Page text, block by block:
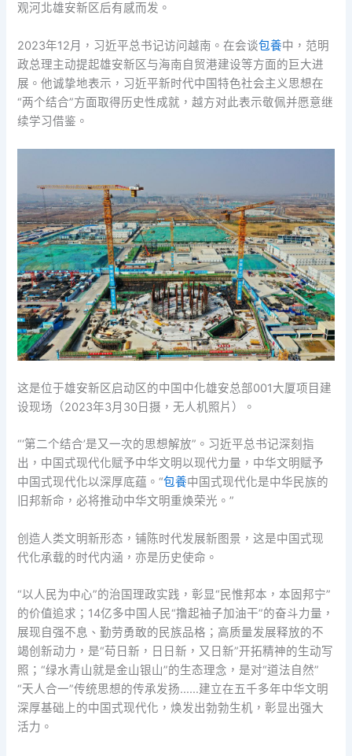
观河北雄安新区后有感而发。
2023年12月，习近平总书记访问越南。在会谈包養中，范明
政总理主动提起雄安新区与海南自贸港建设等方面的巨大进
展。他诚挚地表示，习近平新时代中国特色社会主义思想在
“两个结合”方面取得历史性成就，越方对此表示敬佩并愿意继
续学习借鉴。
这是位于雄安新区启动区的中国中化雄安总部001大厦项目建
设现场（2023年3月30日摄，无人机照片）。
“‘第二个结合’是又一次的思想解放”。习近平总书记深刻指
出，中国式现代化赋予中华文明以现代力量，中华文明赋予
中国式现代化以深厚底蕴。“包養中国式现代化是中华民族的
旧邦新命，必将推动中华文明重焕荣光。”
创造人类文明新形态，铺陈时代发展新图景，这是中国式现
代化承载的时代内涵，亦是历史使命。
“以人民为中心”的治国理政实践，彰显“民惟邦本，本固邦宁”
的价值追求；14亿多中国人民“撸起袖子加油干”的奋斗力量，
展现自强不息、勤劳勇敢的民族品格；高质量发展释放的不
竭创新动力，是“苟日新，日日新，又日新”开拓精神的生动写
照；“绿水青山就是金山银山”的生态理念，是对“道法自然”
“天人合一”传统思想的传承发扬……建立在五千多年中华文明
深厚基础上的中国式现代化，焕发出勃勃生机，彰显出强大
活力。